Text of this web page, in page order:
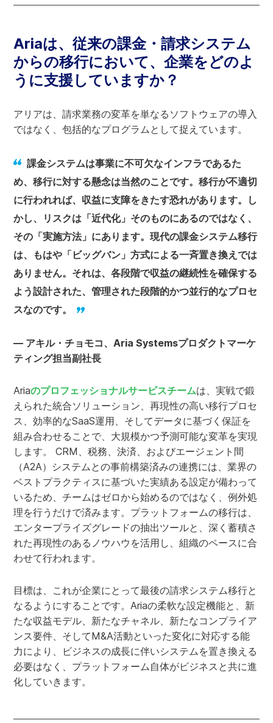
Ariaは、従来の課金・請求システム
からの移行において、企業をどのよ
うに支援していますか？
アリアは、請求業務の変革を単なるソフトウェアの導入
ではなく、包括的なプログラムとして捉えています。
課金システムは事業に不可欠なインフラであるた
め、移行に対する懸念は当然のことです。移行が不適切
に行われれば、収益に支障をきたす恐れがあります。し
かし、リスクは「近代化」そのものにあるのではなく、
その「実施方法」にあります。現代の課金システム移行
は、もはや「ビッグバン」方式による一斉置き換えでは
ありません。それは、各段階で収益の継続性を確保する
よう設計された、管理された段階的かつ並行的なプロセ
スなのです。
— アキル・チョモコ、Aria Systemsプロダクトマーケ
ティング担当副社長
Ariaのプロフェッショナルサービスチームは、実戦で鍛
えられた統合ソリューション、再現性の高い移行プロセ
ス、効率的なSaaS運用、そしてデータに基づく保証を
組み合わせることで、大規模かつ予測可能な変革を実現
します。 CRM、税務、決済、およびエージェント間
（A2A）システムとの事前構築済みの連携には、業界の
ベストプラクティスに基づいた実績ある設定が備わって
いるため、チームはゼロから始めるのではなく、例外処
理を行うだけで済みます。プラットフォームの移行は、
エンタープライズグレードの抽出ツールと、深く蓄積さ
れた再現性のあるノウハウを活用し、組織のペースに合
わせて行われます。
目標は、これが企業にとって最後の請求システム移行と
なるようにすることです。Ariaの柔軟な設定機能と、新
たな収益モデル、新たなチャネル、新たなコンプライア
ンス要件、そしてM&A活動といった変化に対応する能
力により、ビジネスの成長に伴いシステムを置き換える
必要はなく、プラットフォーム自体がビジネスと共に進
化していきます。